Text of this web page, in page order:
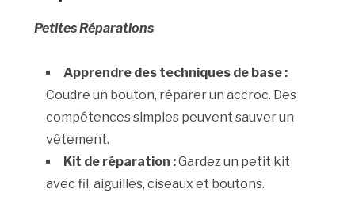
Petites Réparations
Apprendre des techniques de base :
Coudre un bouton, réparer un accroc. Des
compétences simples peuvent sauver un
vêtement.
Kit de réparation :Gardez un petit kit
avec fil, aiguilles, ciseaux et boutons.